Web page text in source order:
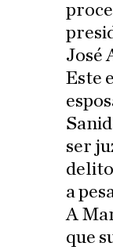
José
Este
ser
a
A
que